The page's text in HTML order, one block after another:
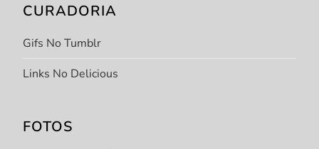
CURADORIA
Gifs No Tumblr
Links No Delicious
FOTOS